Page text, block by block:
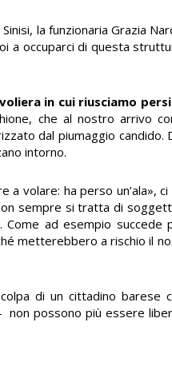
la funzionaria Grazia
a occuparci di questa
in cui riusciamo
che al nostro arrivo
dal piumaggio candido.
intorno.
a volare: ha perso un’ala»,
sempre si tratta di
Come ad esempio succede
metterebbero a rischio il
di un cittadino barese
non possono più essere